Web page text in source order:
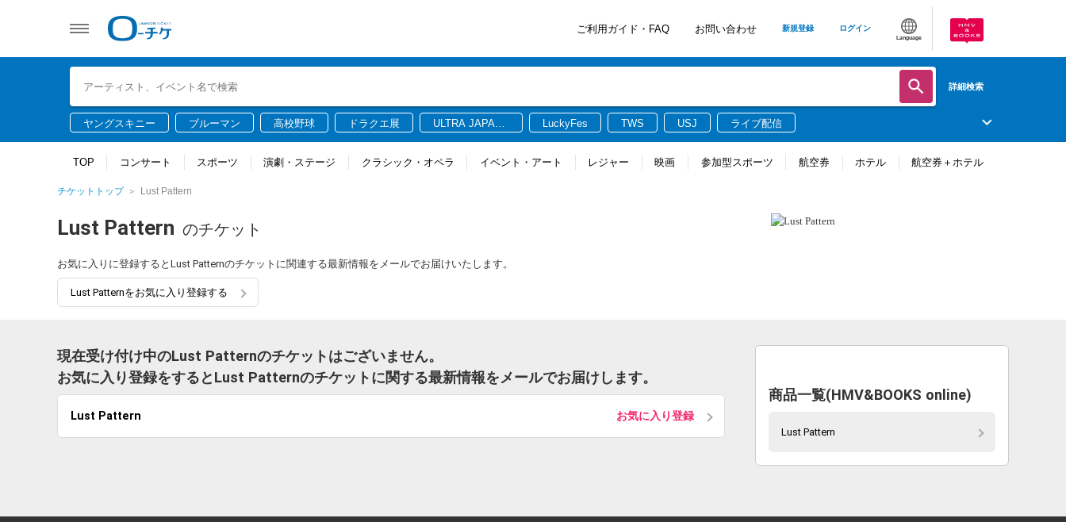
ご利用ガイド・FAQ お問い合わせ 新規登録 ログイン
Language
詳細検索
ヤングスキニー ブルーマン 高校野球 ドラクエ展
ULTRA JAPAN
LuckyFes TWS USJ ライブ配信
TOP コンサート スポーツ 演劇・ステージ クラシック・オペラ イベント・アート レジャー 映画 参加型スポーツ 航空券 ホテル 航空券＋ホテル
チケットトップ Lust Pattern
Lust Pattern のチケット
お気に入りに登録するとLust Patternのチケットに関連する最新情報をメールでお届けいたします。
Lust Patternをお気に入り登録する
現在受け付け中のLust Patternのチケットはございません。
お気に入り登録をするとLust Patternのチケットに関する最新情報をメールでお届けします。
Lust Pattern お気に入り登録
商品一覧(HMV&BOOKS online)
Lust Pattern